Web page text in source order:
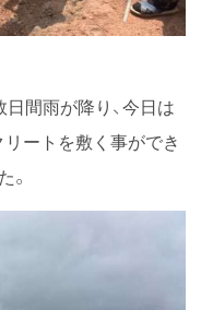
日間雨が降り、今日は
ートを敷く事ができ
。